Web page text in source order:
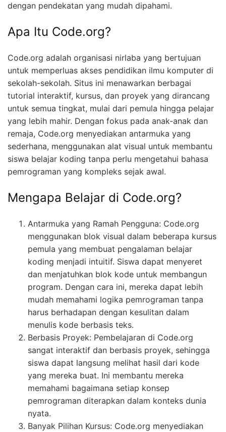
dengan pendekatan yang mudah dipahami.
Apa Itu Code.org?
Code.org adalah organisasi nirlaba yang bertujuan
untuk memperluas akses pendidikan ilmu komputer di
sekolah-sekolah. Situs ini menawarkan berbagai
tutorial interaktif, kursus, dan proyek yang dirancang
untuk semua tingkat, mulai dari pemula hingga pelajar
yang lebih mahir. Dengan fokus pada anak-anak dan
remaja, Code.org menyediakan antarmuka yang
sederhana, menggunakan alat visual untuk membantu
siswa belajar koding tanpa perlu mengetahui bahasa
pemrograman yang kompleks sejak awal.
Mengapa Belajar di Code.org?
Antarmuka yang Ramah Pengguna: Code.org
menggunakan blok visual dalam beberapa kursus
pemula yang membuat pengalaman belajar
koding menjadi intuitif. Siswa dapat menyeret
dan menjatuhkan blok kode untuk membangun
program. Dengan cara ini, mereka dapat lebih
mudah memahami logika pemrograman tanpa
harus berhadapan dengan kesulitan dalam
menulis kode berbasis teks.
Berbasis Proyek: Pembelajaran di Code.org
sangat interaktif dan berbasis proyek, sehingga
siswa dapat langsung melihat hasil dari kode
yang mereka buat. Ini membantu mereka
memahami bagaimana setiap konsep
pemrograman diterapkan dalam konteks dunia
nyata.
Banyak Pilihan Kursus: Code.org menyediakan